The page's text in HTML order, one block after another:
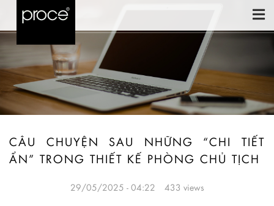
CÂU CHUYỆN SAU NHỮNG “CHI TIẾT
ẨN” TRONG THIẾT KẾ PHÒNG CHỦ TỊCH
29/05/2025 - 04:22 433 views